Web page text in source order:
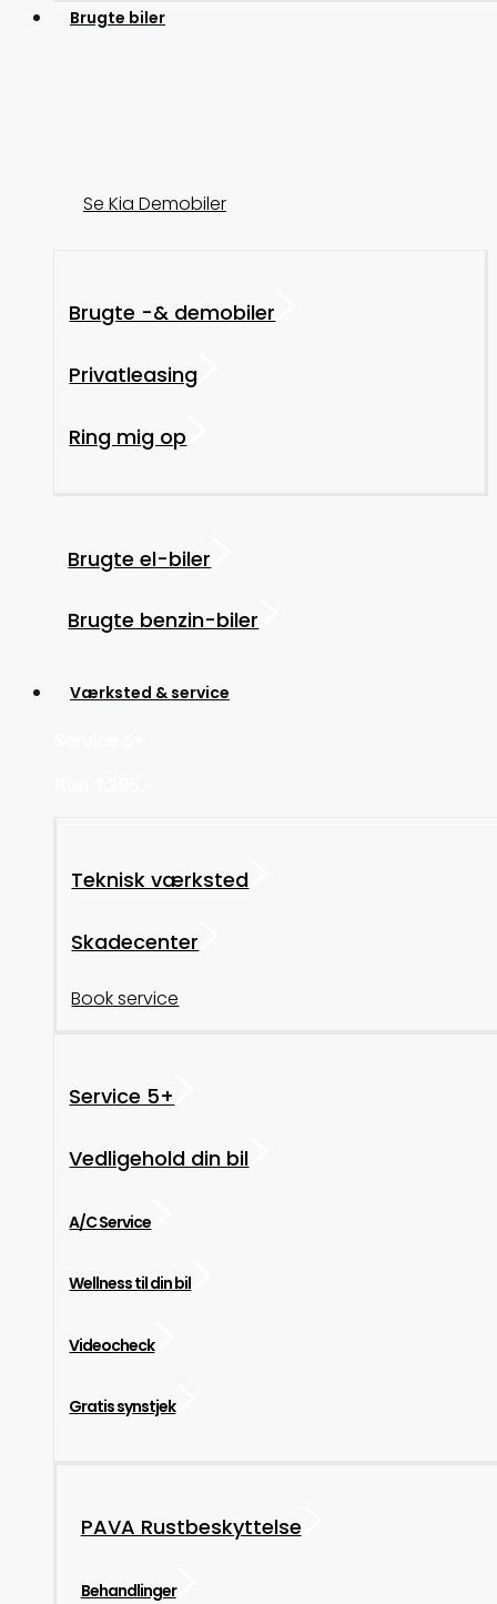
Brugte biler
Se Kia Demobiler
Brugte -& demobiler
Privatleasing
Ring mig op
Brugte el-biler
Brugte benzin-biler
Værksted & service
Teknisk værksted
Skadecenter
Book service
Service 5+
Vedligehold din bil
A/C Service
Wellness til din bil
Videocheck
Gratis synstjek
PAVA Rustbeskyttelse
Behandlinger